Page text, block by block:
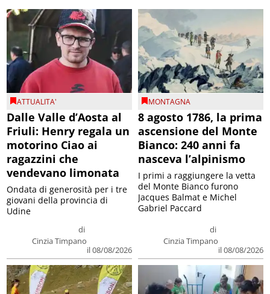
ATTUALITA'
Dalle Valle d’Aosta al
Friuli: Henry regala un
motorino Ciao ai
ragazzini che
vendevano limonata
di
Cinzia Timpano
il 08/08/2026
Ondata di generosità per i tre
giovani della provincia di
Udine
MONTAGNA
8 agosto 1786, la prima
ascensione del Monte
Bianco: 240 anni fa
nasceva l’alpinismo
di
Cinzia Timpano
il 08/08/2026
I primi a raggiungere la vetta
del Monte Bianco furono
Jacques Balmat e Michel
Gabriel Paccard